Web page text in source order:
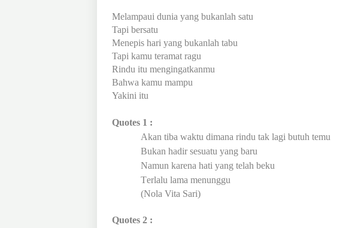
Melampaui dunia yang bukanlah satu
Tapi bersatu
Menepis hari yang bukanlah tabu
Tapi kamu teramat ragu
Rindu itu mengingatkanmu
Bahwa kamu mampu
Yakini itu
Quotes 1 :
Akan tiba waktu dimana rindu tak lagi butuh temu
Bukan hadir sesuatu yang baru
Namun karena hati yang telah beku
Terlalu lama menunggu
(Nola Vita Sari)
Quotes 2 :